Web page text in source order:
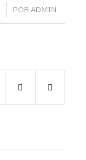
POR ADMIN